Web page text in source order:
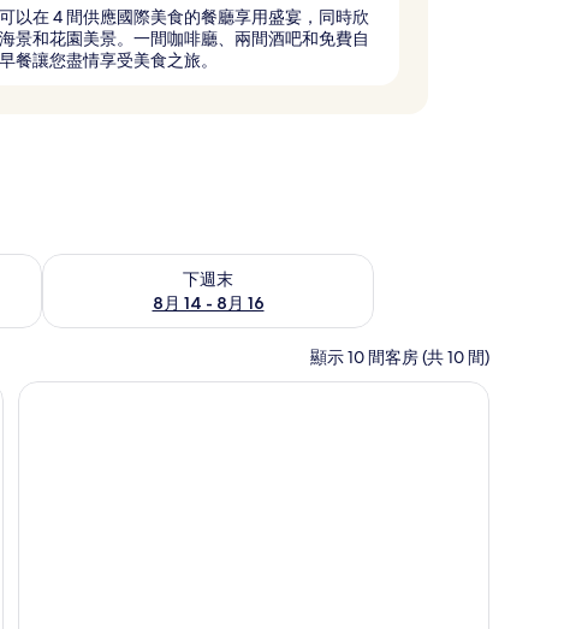
以在 4 間供應國際美食的餐廳享用盛宴，同時欣
景和花園美景。一間咖啡廳、兩間酒吧和免費自
餐讓您盡情享受美食之旅。
況
下週末
8月 14 - 8月 16
查看下週末 (8月 14 - 8月 16) 的供應情況
顯示 10 間客房 (共 10 間)